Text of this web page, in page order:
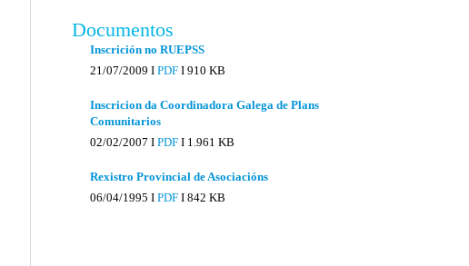
Documentos
Inscrición no RUEPSS
21/07/2009 I PDF I 910 KB
Inscricion da Coordinadora Galega de Plans
Comunitarios
02/02/2007 I PDF I 1.961 KB
Rexistro Provincial de Asociacións
06/04/1995 I PDF I 842 KB